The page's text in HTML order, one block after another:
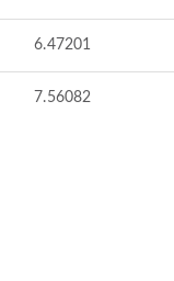
6.47201
7.56082